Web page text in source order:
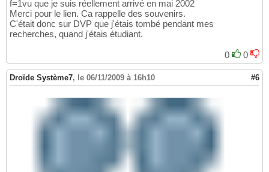
f=1vu que je suis réellement arrivé en mai 2002
Merci pour le lien. Ca rappelle des souvenirs.
C'était donc sur DVP que j'étais tombé pendant mes
recherches, quand j'étais étudiant.
0 0
Droïde Système7, le 06/11/2009 à 16h10 #6